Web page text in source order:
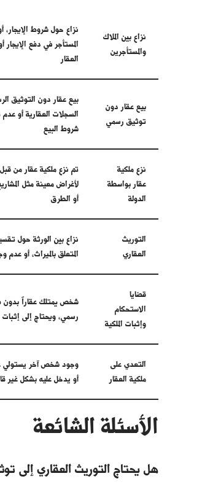
نزاع بين الملاك
والمستأجرين
نزاع حول شروط الإيجار،
المستأجر في دفع الإيجار
العقار
بيع عقار دون
توثيق رسمي
بيع عقار دون التوثيق
السجلات العقارية أو
شروط البيع
نزع ملكية
عقار بواسطة
الدولة
تم نزع ملكية عقار من قبل
لأغراض معينة مثل
أو الطرق
التوريث
العقاري
نزاع بين الورثة حول
المتعلق بالميراث، أو
قضايا
الاستحكام
وإثبات الملكية
شخص يمتلك عقاراً
رسمي، ويحتاج إلى إثبات
التعدي على
ملكية العقار
وجود شخص آخر يستولي
أو يدخل عليه بشكل غير
الأسئلة الشائعة
هل يحتاج التوريث العقاري إلى